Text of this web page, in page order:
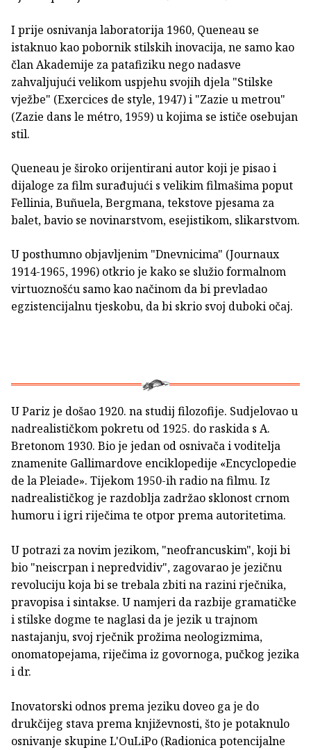
I prije osnivanja laboratorija 1960, Queneau se
istaknuo kao pobornik stilskih inovacija, ne samo kao
član Akademije za patafiziku nego nadasve
zahvaljujući velikom uspjehu svojih djela "Stilske
vježbe" (Exercices de style, 1947) i "Zazie u metrou"
(Zazie dans le métro, 1959) u kojima se ističe osebujan
stil.
Queneau je široko orijentirani autor koji je pisao i
dijaloge za film surađujući s velikim filmašima poput
Fellinia, Buñuela, Bergmana, tekstove pjesama za
balet, bavio se novinarstvom, esejistikom, slikarstvom.
U posthumno objavljenim "Dnevnicima" (Journaux
1914-1965, 1996) otkrio je kako se služio formalnom
virtuoznošću samo kao načinom da bi prevladao
egzistencijalnu tjeskobu, da bi skrio svoj duboki očaj.
U Pariz je došao 1920. na studij filozofije. Sudjelovao u
nadrealističkom pokretu od 1925. do raskida s A.
Bretonom 1930. Bio je jedan od osnivača i voditelja
znamenite Gallimardove enciklopedije «Encyclopedie
de la Pleiade». Tijekom 1950-ih radio na filmu. Iz
nadrealističkog je razdoblja zadržao sklonost crnom
humoru i igri riječima te otpor prema autoritetima.
U potrazi za novim jezikom, "neofrancuskim", koji bi
bio "neiscrpan i nepredvidiv", zagovarao je jezičnu
revoluciju koja bi se trebala zbiti na razini rječnika,
pravopisa i sintakse. U namjeri da razbije gramatičke
i stilske dogme te naglasi da je jezik u trajnom
nastajanju, svoj rječnik prožima neologizmima,
onomatopejama, riječima iz govornoga, pučkog jezika
i dr.
Inovatorski odnos prema jeziku doveo ga je do
drukčijeg stava prema književnosti, što je potaknulo
osnivanje skupine L'OuLiPo (Radionica potencijalne